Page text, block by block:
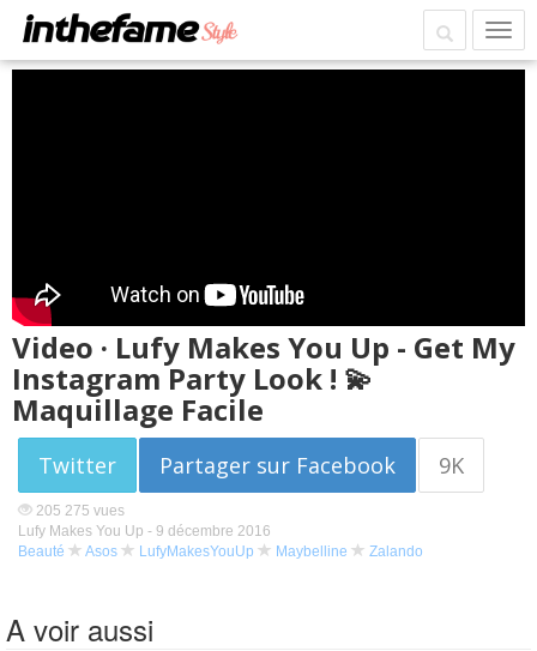
Video · Lufy Makes You Up - Get My
Instagram Party Look ! 💫
Maquillage Facile
Twitter Partager sur Facebook 9K
205 275 vues
Lufy Makes You Up - 9 décembre 2016
Beauté
Asos LufyMakesYouUp Maybelline Zalando
A voir aussi